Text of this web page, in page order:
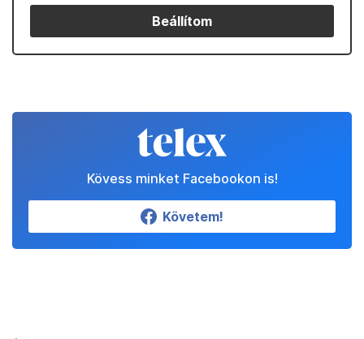
Beállítom
Kövess minket Facebookon is!
Követem!